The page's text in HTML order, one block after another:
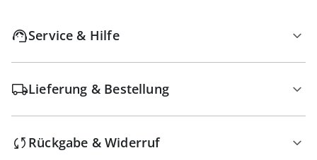
Service & Hilfe
Lieferung & Bestellung
Rückgabe & Widerruf